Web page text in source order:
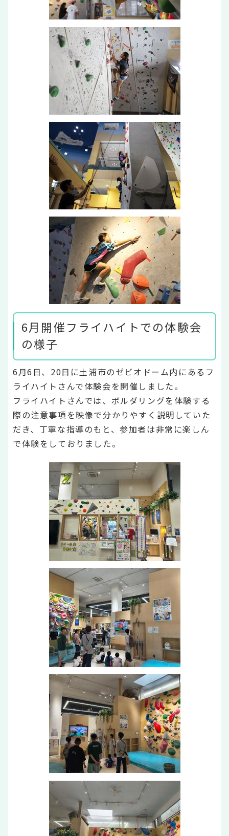
6月開催フライハイトでの体験会
の様子
6月6日、20日に土浦市のゼビオドーム内にあるフ
ライハイトさんで体験会を開催しました。
フライハイトさんでは、ボルダリングを体験する
際の注意事項を映像で分かりやすく説明していた
だき、丁寧な指導のもと、参加者は非常に楽しん
で体験をしておりました。